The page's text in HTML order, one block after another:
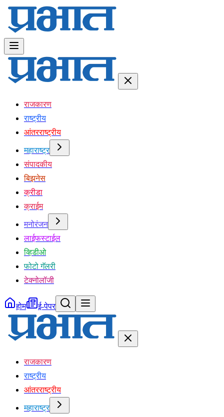
राजकारण
राष्ट्रीय
आंतरराष्ट्रीय
महाराष्ट्र
संपादकीय
बिझनेस
क्रीडा
क्राईम
मनोरंजन
लाईफस्टाईल
व्हिडीओ
फोटो गॅलरी
टेक्नोलॉजी
होम ई-पेपर
राजकारण
राष्ट्रीय
आंतरराष्ट्रीय
महाराष्ट्र